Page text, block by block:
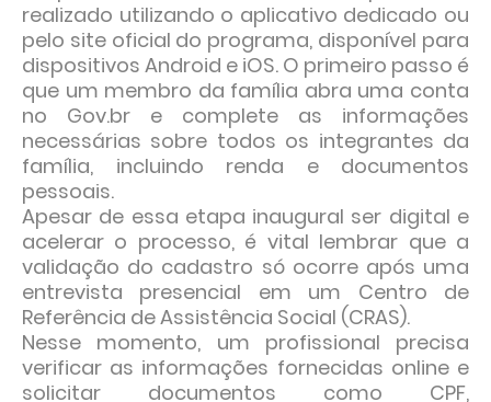
realizado utilizando o aplicativo dedicado ou
pelo site oficial do programa, disponível para
dispositivos Android e iOS. O primeiro passo é
que um membro da família abra uma conta
no Gov.br e complete as informações
necessárias sobre todos os integrantes da
família, incluindo renda e documentos
pessoais.
Apesar de essa etapa inaugural ser digital e
acelerar o processo, é vital lembrar que a
validação do cadastro só ocorre após uma
entrevista presencial em um Centro de
Referência de Assistência Social (CRAS).
Nesse momento, um profissional precisa
verificar as informações fornecidas online e
solicitar documentos como CPF,